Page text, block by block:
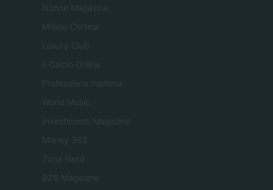
Nonne Magazine
Milano Cortina
Luxury Club
Il Calcio Online
Professione mamma
World Music
Investimenti Magazine
Money 365
Zona Nerd
B2B Magazine